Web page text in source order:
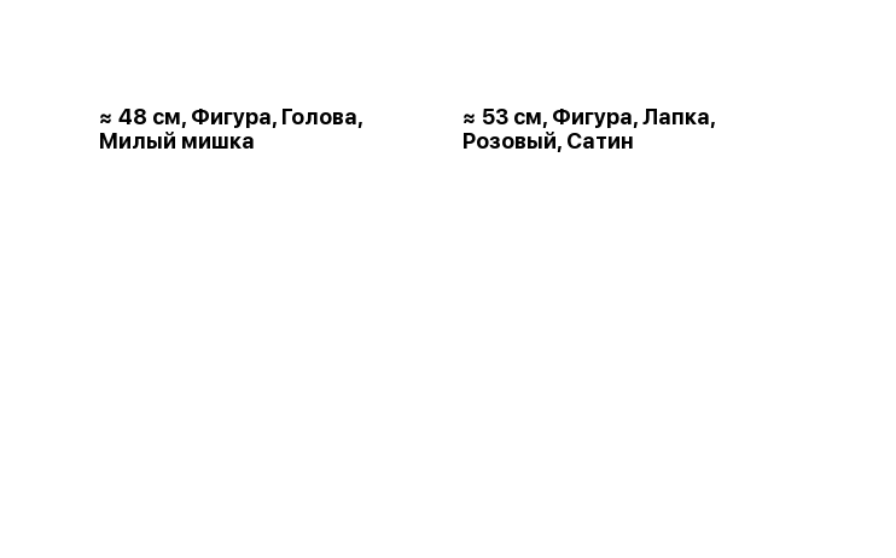
≈ 48 см, Фигура, Голова,
Милый мишка
≈ 53 см, Фигура, Лапка,
Розовый, Сатин